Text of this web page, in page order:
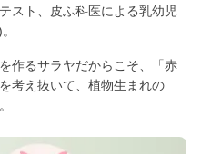
スト、皮ふ科医による乳幼児
作るサラヤだからこそ、「赤
考え抜いて、植物生まれの